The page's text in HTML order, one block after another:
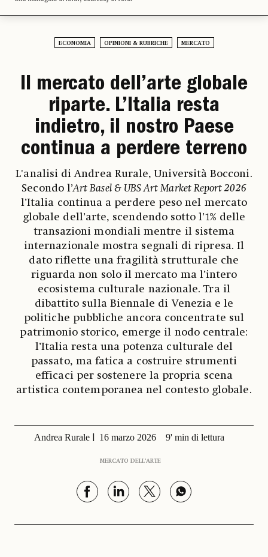
ECONOMIA OPINIONI & RUBRICHE MERCATO
Il mercato dell’arte globale
riparte. L’Italia resta
indietro, il nostro Paese
continua a perdere terreno
L'analisi di Andrea Rurale, Università Bocconi.
Secondo l’Art Basel & UBS Art Market Report 2026
l’Italia continua a perdere peso nel mercato
globale dell’arte, scendendo sotto l’1% delle
transazioni mondiali mentre il sistema
internazionale mostra segnali di ripresa. Il
dato riflette una fragilità strutturale che
riguarda non solo il mercato ma l’intero
ecosistema culturale nazionale. Tra il
dibattito sulla Biennale di Venezia e le
politiche pubbliche ancora concentrate sul
patrimonio storico, emerge il nodo centrale:
l’Italia resta una potenza culturale del
passato, ma fatica a costruire strumenti
efficaci per sostenere la propria scena
artistica contemporanea nel contesto globale.
Andrea Rurale 16 marzo 2026 9' min di lettura
MERCATO DELL’ARTE